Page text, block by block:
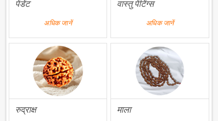
पेंडेंट
अधिक जानें
वास्तु पेंटिंग्स
अधिक जानें
रुद्राक्ष माला